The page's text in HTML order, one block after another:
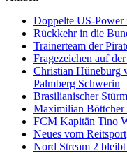
Doppelte US-
Rückkehr in die
Trainerteam der
Fragezeichen auf
Christian Hüneburg
Palmberg Schwerin
Brasilianischer
Maximilian Böttcher
FCM Kapitän Tino
Neues vom Reitsport
Nord Stream 2